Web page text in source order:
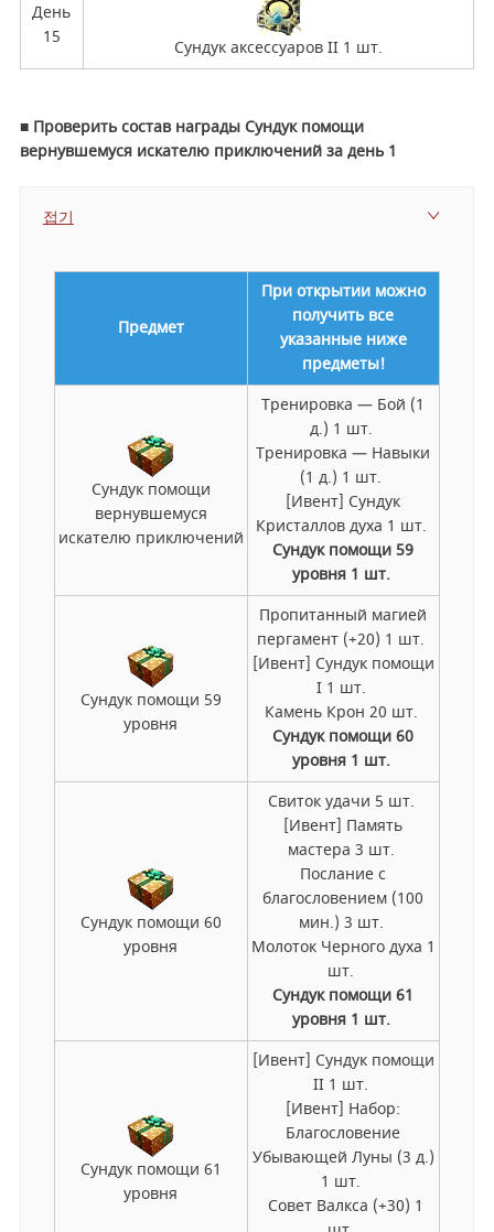
День
15
Сундук аксессуаров II 1 шт.
■ Проверить состав награды Сундук помощи
вернувшемуся искателю приключений за день 1
접기
Предмет
При открытии можно
получить все
указанные ниже
предметы!
Сундук помощи
вернувшемуся
искателю приключений
Тренировка — Бой (1
д.) 1 шт.
Тренировка — Навыки
(1 д.) 1 шт.
[Ивент] Сундук
Кристаллов духа 1 шт.
Сундук помощи 59
уровня 1 шт.
Сундук помощи 59
уровня
Пропитанный магией
пергамент (+20) 1 шт.
[Ивент] Сундук помощи
I 1 шт.
Камень Крон 20 шт.
Сундук помощи 60
уровня 1 шт.
Сундук помощи 60
уровня
Свиток удачи 5 шт.
[Ивент] Память
мастера 3 шт.
Послание с
благословением (100
мин.) 3 шт.
Молоток Черного духа 1
шт.
Сундук помощи 61
уровня 1 шт.
Сундук помощи 61
уровня
[Ивент] Сундук помощи
II 1 шт.
[Ивент] Набор:
Благословение
Убывающей Луны (3 д.)
1 шт.
Совет Валкса (+30) 1